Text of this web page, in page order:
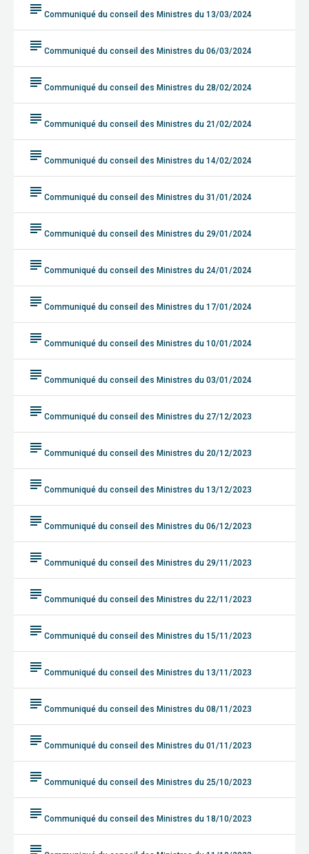
subject Communiqué du conseil des Ministres du 13/03/2024
subject Communiqué du conseil des Ministres du 06/03/2024
subject Communiqué du conseil des Ministres du 28/02/2024
subject Communiqué du conseil des Ministres du 21/02/2024
subject Communiqué du conseil des Ministres du 14/02/2024
subject Communiqué du conseil des Ministres du 31/01/2024
subject Communiqué du conseil des Ministres du 29/01/2024
subject Communiqué du conseil des Ministres du 24/01/2024
subject Communiqué du conseil des Ministres du 17/01/2024
subject Communiqué du conseil des Ministres du 10/01/2024
subject Communiqué du conseil des Ministres du 03/01/2024
subject Communiqué du conseil des Ministres du 27/12/2023
subject Communiqué du conseil des Ministres du 20/12/2023
subject Communiqué du conseil des Ministres du 13/12/2023
subject Communiqué du conseil des Ministres du 06/12/2023
subject Communiqué du conseil des Ministres du 29/11/2023
subject Communiqué du conseil des Ministres du 22/11/2023
subject Communiqué du conseil des Ministres du 15/11/2023
subject Communiqué du conseil des Ministres du 13/11/2023
subject Communiqué du conseil des Ministres du 08/11/2023
subject Communiqué du conseil des Ministres du 01/11/2023
subject Communiqué du conseil des Ministres du 25/10/2023
subject Communiqué du conseil des Ministres du 18/10/2023
subject